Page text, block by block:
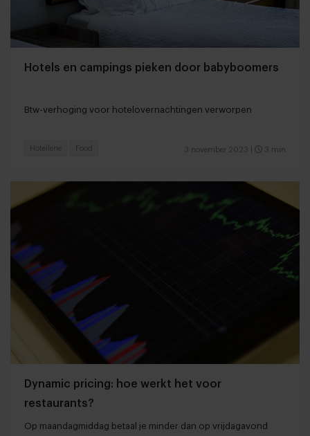
Hotels en campings pieken door babyboomers
Btw-verhoging voor hotelovernachtingen verworpen
3 november 2023 3 min
Hotellerie Food
Dynamic pricing: hoe werkt het voor
restaurants?
Op maandagmiddag betaal je minder dan op vrijdagavond